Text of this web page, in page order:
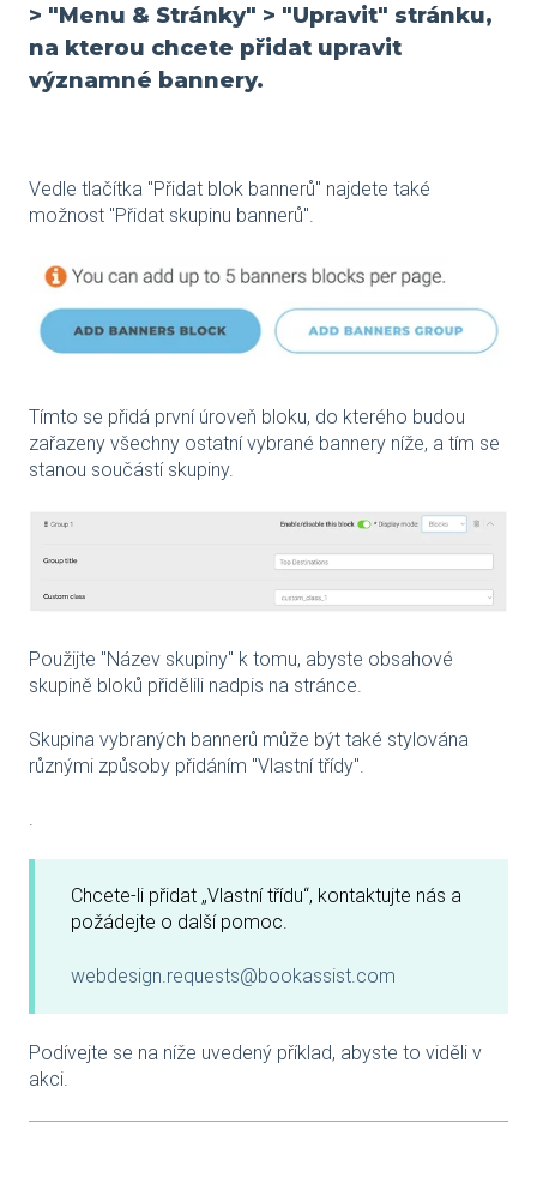
> "Menu & Stránky" > "Upravit" stránku,
na kterou chcete přidat upravit
významné bannery.
Vedle tlačítka "Přidat blok bannerů" najdete také
možnost "Přidat skupinu bannerů".
Tímto se přidá první úroveň bloku, do kterého budou
zařazeny všechny ostatní vybrané bannery níže, a tím se
stanou součástí skupiny.
Použijte "Název skupiny" k tomu, abyste obsahové
skupině bloků přidělili nadpis na stránce.
Skupina vybraných bannerů může být také stylována
různými způsoby přidáním "Vlastní třídy".
.
Chcete-li přidat „Vlastní třídu“, kontaktujte nás a
požádejte o další pomoc.
webdesign.requests@bookassist.com
Podívejte se na níže uvedený příklad, abyste to viděli v
akci.